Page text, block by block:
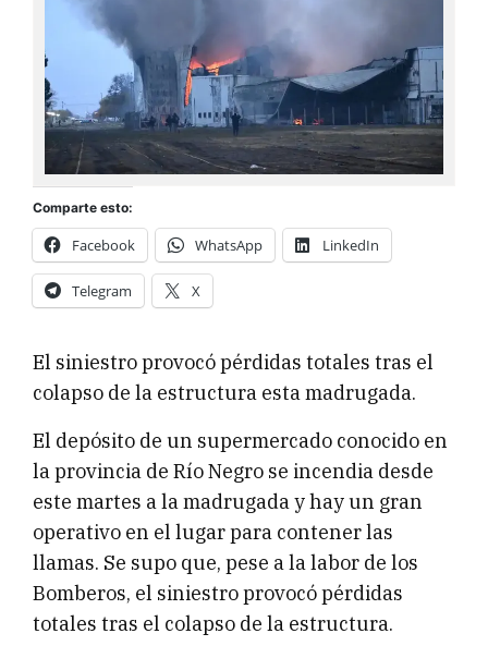
Comparte esto:
Facebook WhatsApp LinkedIn
Telegram X
El siniestro provocó pérdidas totales tras el
colapso de la estructura esta madrugada.
El depósito de un supermercado conocido en
la provincia de Río Negro se incendia desde
este martes a la madrugada y hay un gran
operativo en el lugar para contener las
llamas. Se supo que, pese a la labor de los
Bomberos, el siniestro provocó pérdidas
totales tras el colapso de la estructura.